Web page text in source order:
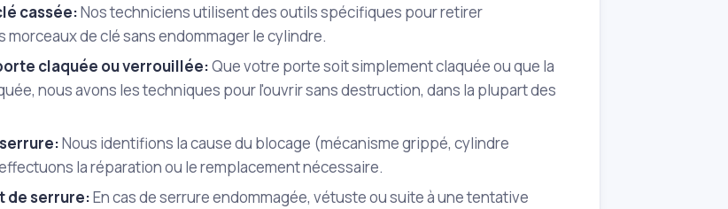
cassée:Nos techniciens utilisent des outils spécifiques pour retirer
morceaux de clé sans endommager le cylindre.
claquée ou verrouillée:Que votre porte soit simplement claquée ou que la
nous avons les techniques pour l'ouvrir sans destruction, dans la plupart des
Nous identifions la cause du blocage (mécanisme grippé, cylindre
la réparation ou le remplacement nécessaire.
de serrure:En cas de serrure endommagée, vétuste ou suite à une tentative